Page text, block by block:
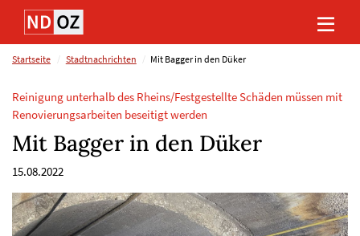
Direkt
Inhalt
(Eingabetaste)
Direkt
Hauptmenu
(Eingabetaste)
Direkt
Suche
(Eingabetaste)
Direkt
Footer
(Eingabetaste)
Startseite Stadtnachrichten Mit Bagger in den Düker
Reinigung unterhalb des Rheins/Festgestellte Schäden müssen mit
Renovierungsarbeiten beseitigt werden
Mit Bagger in den Düker
15.08.2022